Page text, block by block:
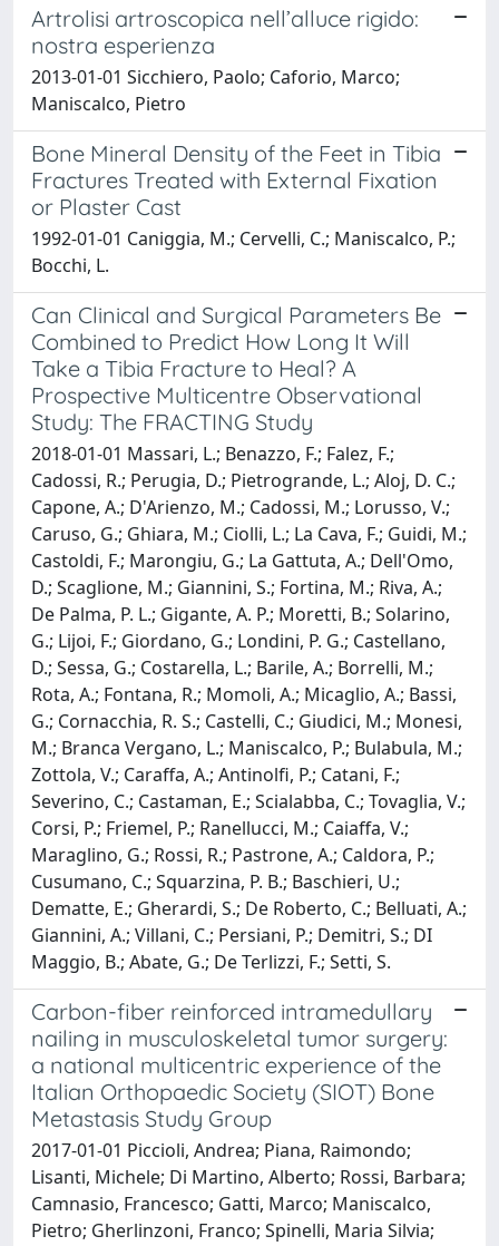
Artrolisi artroscopica nell’alluce rigido:
nostra esperienza
2013-01-01 Sicchiero, Paolo; Caforio, Marco;
Maniscalco, Pietro
Bone Mineral Density of the Feet in Tibia
Fractures Treated with External Fixation
or Plaster Cast
1992-01-01 Caniggia, M.; Cervelli, C.; Maniscalco, P.;
Bocchi, L.
Can Clinical and Surgical Parameters Be
Combined to Predict How Long It Will
Take a Tibia Fracture to Heal? A
Prospective Multicentre Observational
Study: The FRACTING Study
2018-01-01 Massari, L.; Benazzo, F.; Falez, F.;
Cadossi, R.; Perugia, D.; Pietrogrande, L.; Aloj, D. C.;
Capone, A.; D'Arienzo, M.; Cadossi, M.; Lorusso, V.;
Caruso, G.; Ghiara, M.; Ciolli, L.; La Cava, F.; Guidi, M.;
Castoldi, F.; Marongiu, G.; La Gattuta, A.; Dell'Omo,
D.; Scaglione, M.; Giannini, S.; Fortina, M.; Riva, A.;
De Palma, P. L.; Gigante, A. P.; Moretti, B.; Solarino,
G.; Lijoi, F.; Giordano, G.; Londini, P. G.; Castellano,
D.; Sessa, G.; Costarella, L.; Barile, A.; Borrelli, M.;
Rota, A.; Fontana, R.; Momoli, A.; Micaglio, A.; Bassi,
G.; Cornacchia, R. S.; Castelli, C.; Giudici, M.; Monesi,
M.; Branca Vergano, L.; Maniscalco, P.; Bulabula, M.;
Zottola, V.; Caraffa, A.; Antinolfi, P.; Catani, F.;
Severino, C.; Castaman, E.; Scialabba, C.; Tovaglia, V.;
Corsi, P.; Friemel, P.; Ranellucci, M.; Caiaffa, V.;
Maraglino, G.; Rossi, R.; Pastrone, A.; Caldora, P.;
Cusumano, C.; Squarzina, P. B.; Baschieri, U.;
Dematte, E.; Gherardi, S.; De Roberto, C.; Belluati, A.;
Giannini, A.; Villani, C.; Persiani, P.; Demitri, S.; DI
Maggio, B.; Abate, G.; De Terlizzi, F.; Setti, S.
Carbon-fiber reinforced intramedullary
nailing in musculoskeletal tumor surgery:
a national multicentric experience of the
Italian Orthopaedic Society (SIOT) Bone
Metastasis Study Group
2017-01-01 Piccioli, Andrea; Piana, Raimondo;
Lisanti, Michele; Di Martino, Alberto; Rossi, Barbara;
Camnasio, Francesco; Gatti, Marco; Maniscalco,
Pietro; Gherlinzoni, Franco; Spinelli, Maria Silvia;